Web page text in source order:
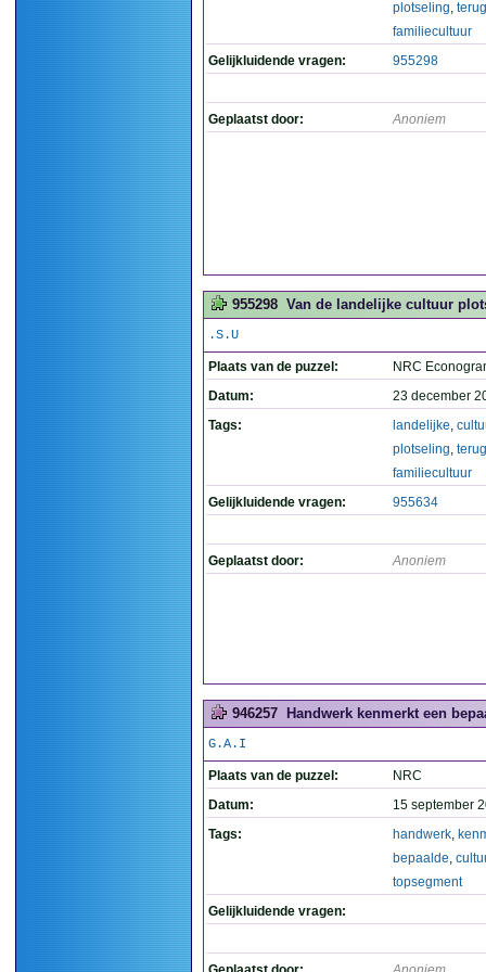
plotseling, terug
familiecultuur
Gelijkluidende vragen:
955298
Geplaatst door: Anoniem
955298 Van de landelijke cultuur
.S.U
Plaats van de puzzel:
NRC
Datum:
23 december
Tags:
landelijke,
plotseling, terug
familiecultuur
Gelijkluidende vragen:
955634
Geplaatst door: Anoniem
946257 Handwerk kenmerkt een
G.A.I
Plaats van de puzzel:
NRC
Datum:
15 september
Tags:
handwerk,
bepaalde,
topsegment
Gelijkluidende vragen: